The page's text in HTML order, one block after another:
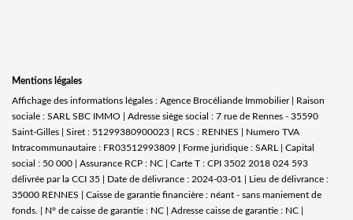
Mentions légales
Affichage des informations légales : Agence Brocéliande Immobilier | Raison
sociale : SARL SBC IMMO | Adresse siège social : 7 rue de Rennes - 35590
Saint-Gilles | Siret : 51299380900023 | RCS : RENNES | Numero TVA
Intracommunautaire : FR03512993809 | Forme juridique : SARL | Capital
social : 50 000 | Assurance RCP : NC | Carte T : CPI 3502 2018 024 593
délivrée par la CCI 35 | Date de délivrance : 2024-03-01 | Lieu de délivrance :
35000 RENNES | Caisse de garantie financière : néant - sans maniement de
fonds. | N° de caisse de garantie : NC | Adresse caisse de garantie : NC |